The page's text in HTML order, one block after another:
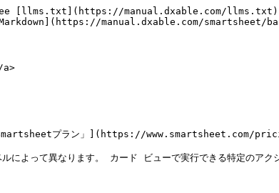
[llms.txt](https://manual.dxable.com/
manual.dxable.com/smartsheet/
Smartsheetプラン」](https://www.smartsheet.com/